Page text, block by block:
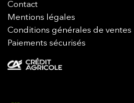
Contact
Mentions légales
Conditions générales de ventes
Paiements sécurisés